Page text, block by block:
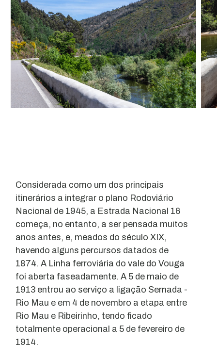
Considerada como um dos principais
itinerários a integrar o plano Rodoviário
Nacional de 1945, a Estrada Nacional 16
começa, no entanto, a ser pensada muitos
anos antes, e, meados do século XIX,
havendo alguns percursos datados de
1874. A Linha ferroviária do vale do Vouga
foi aberta faseadamente. A 5 de maio de
1913 entrou ao serviço a ligação Sernada -
Rio Mau e em 4 de novembro a etapa entre
Rio Mau e Ribeirinho, tendo ficado
totalmente operacional a 5 de fevereiro de
1914.